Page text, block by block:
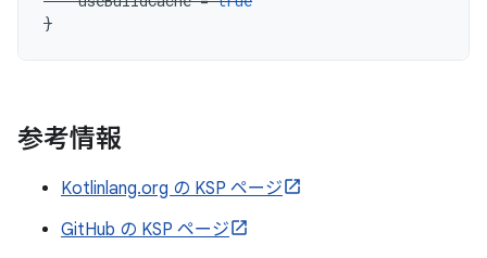
}
参考情報
Kotlinlang.org の KSP ページ
GitHub の KSP ページ